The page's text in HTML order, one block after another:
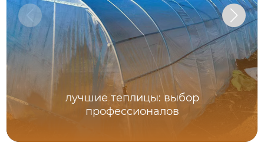
лучшие теплицы: выбор
профессионалов